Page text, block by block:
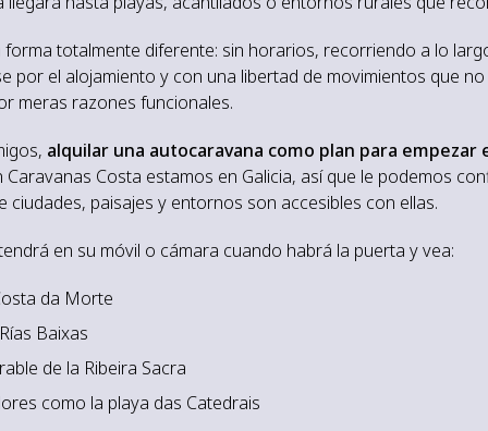
forma totalmente diferente: sin horarios, recorriendo a lo
por el alojamiento y con una libertad de movimientos que
meras razones funcionales.
alquilar una autocaravana como plan para empezar
Caravanas Costa estamos en Galicia, así que le podemos
ciudades, paisajes y entornos son accesibles con ellas.
en su móvil o cámara cuando habrá la puerta y vea:
da Morte
Baixas
de la Ribeira Sacra
como la playa das Catedrais